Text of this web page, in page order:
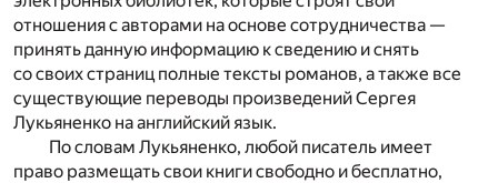
отношения с авторами на основе сотрудничества —
принять данную информацию к сведению и снять
со своих страниц полные тексты романов, а также все
существующие переводы произведений Сергея
Лукьяненко на английский язык.
По словам Лукьяненко, любой писатель имеет
право размещать свои книги свободно и бесплатно,